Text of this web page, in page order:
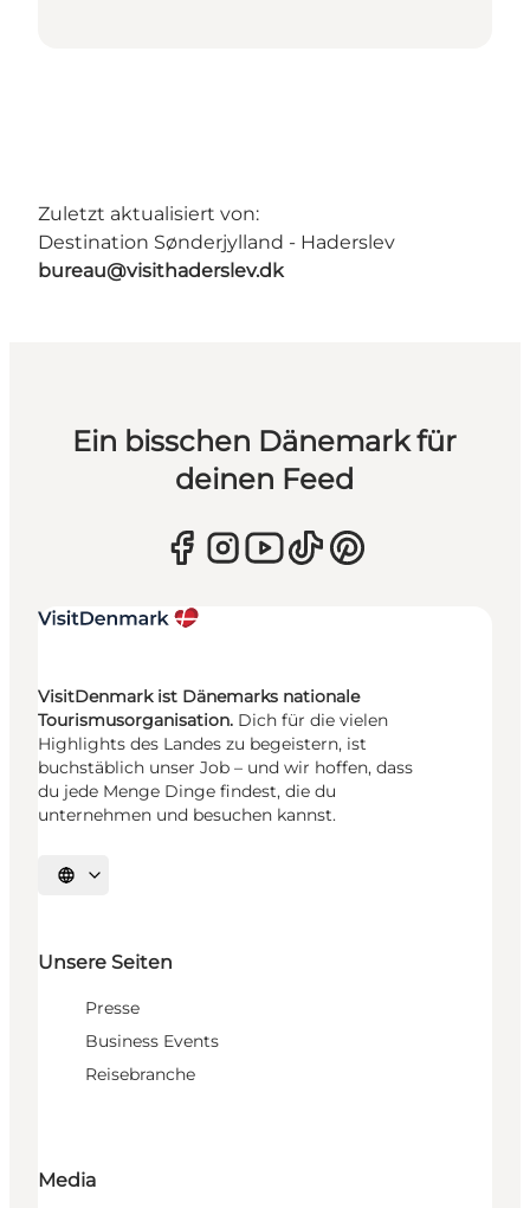
Zuletzt aktualisiert von:
Destination Sønderjylland - Haderslev
bureau@visithaderslev.dk
Ein bisschen Dänemark für
deinen Feed
VisitDenmark ist Dänemarks nationale
Tourismusorganisation. Dich für die vielen
Highlights des Landes zu begeistern, ist
buchstäblich unser Job – und wir hoffen, dass
du jede Menge Dinge findest, die du
unternehmen und besuchen kannst.
Sprache auswählen
Unsere Seiten
Presse
Business Events
Reisebranche
Media